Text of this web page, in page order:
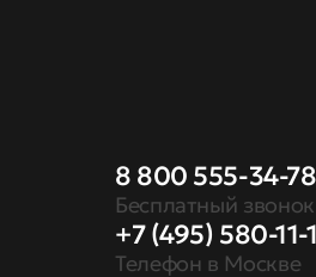
8 800 555-34-78
Бесплатный
+7 (495) 580-11-
Телефон в Москве